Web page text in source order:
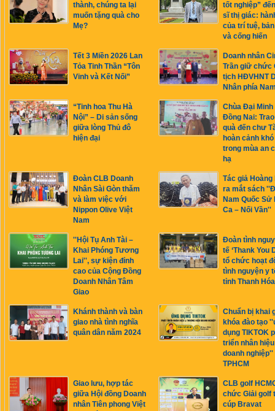
thành, chúng ta lại
muốn tặng quà cho
Mẹ?
tốt nghiệp”
sĩ thị giác:
của trí tuệ,
và cống hiến
Tết 3 Miền 2026 Lan
Tỏa Tinh Thần “Tôn
Vinh và Kết Nối”
Doanh nhân
Trần giữ chức
tịch HĐVHNT
Nhân phía
“Tinh hoa Thu Hà
Nội” – Di sản sống
giữa lòng Thủ đô
hiện đại
Chùa Đại Minh
Đồng Nai:
quà đến chư
hoàn cảnh
trong mùa an
hạ
Đoàn CLB Doanh
Nhân Sài Gòn thăm
và làm việc với
Nippon Olive Việt
Nam
Tác giả Hoàng
ra mắt sách
Nam Quốc Sử
Ca – Nối Vần''
''Hội Tụ Anh Tài –
Khai Phóng Tương
Lai'', sự kiện đỉnh
cao của Cộng Đồng
Doanh Nhân Tâm
Giao
Đoàn tình
tế ‘Thank You
tổ chức hoạt
tình nguyện y
tỉnh Thanh Hóa
Khánh thành và bàn
giao nhà tình nghĩa
quân dân năm 2024
Chuẩn bị khai
khóa đào tạo
dụng TIKTOK
triển nhân
doanh nghiệp''
TPHCM
Giao lưu, hợp tác
giữa Hội đồng Doanh
nhân Tiên phong Việt
CLB golf
chức Giải golf
cúp Bravat